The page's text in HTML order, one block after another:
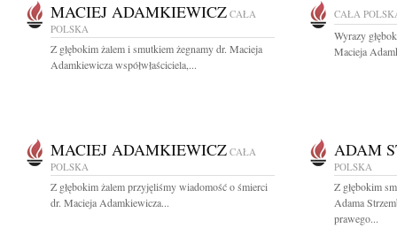
MACIEJ ADAMKIEWICZ CAŁA
POLSKA
Z głębokim żalem i smutkiem żegnamy dr. Macieja
Adamkiewicza współwłaściciela,...
CAŁA
Wyrazy
Macieja
MACIEJ ADAMKIEWICZ CAŁA
POLSKA
Z głębokim żalem przyjęliśmy wiadomość o śmierci
dr. Macieja Adamkiewicza...
ADAM
POLSKA
Z głębokim
Adama
prawego...